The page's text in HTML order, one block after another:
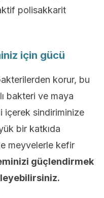
polisakkarit
için gücü
korur, bu
bakteri ve maya
içerek sindiriminize
bir katkıda
meyvelerle kefir
güçlendirmek